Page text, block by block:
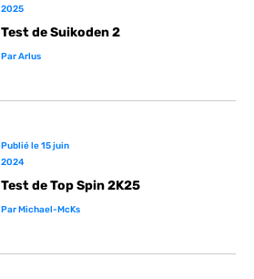
2025
Test de Suikoden 2
ParArlus
Publié le15 juin
2024
Test de Top Spin 2K25
ParMichael-McKs